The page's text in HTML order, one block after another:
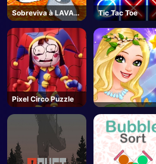
Sobreviva à LAVA
para Brainrots! -
Roblox
Tic Tac Toe
Pixel Circo Puzzle